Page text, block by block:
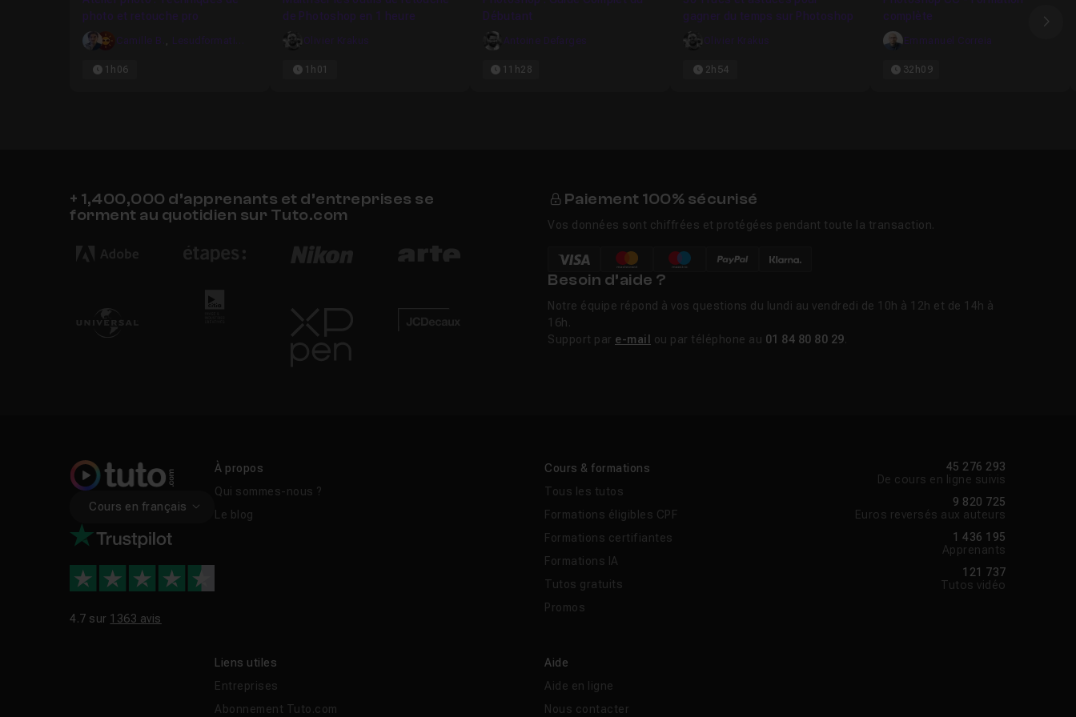
photo et retouche pro
Camille B. , Lesudformations
1h06
de Photoshop en 1 heure
Olivier Krakus
1h01
Débutant
Antoine Defarges
11h28
gagner du temps sur Photoshop
Olivier Krakus
2h54
complète
Emmanuel Correia
32h09
+ 1,400,000 d’apprenants et d’entreprises se
forment au quotidien sur Tuto.com
Paiement 100% sécurisé
Vos données sont chiffrées et protégées pendant toute la transaction.
Besoin d’aide ?
Notre équipe répond à vos questions du lundi au vendredi de 10h à 12h et de 14h à
16h.
Support par e-mail ou par téléphone au 01 84 80 80 29.
Cours en français
4.7 sur 1363 avis
À propos
Qui sommes-nous ?
Le blog
Cours & formations
Tous les tutos
Formations éligibles CPF
Formations certifiantes
Formations IA
Tutos gratuits
Promos
Liens utiles
Entreprises
Abonnement Tuto.com
Aide
Aide en ligne
Nous contacter
45 276 293
De cours en ligne suivis
9 820 725
Euros reversés aux auteurs
1 436 195
Apprenants
121 737
Tutos vidéo